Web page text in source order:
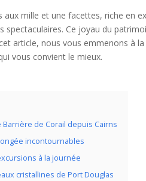
aux mille et une facettes, riche en
spectaculaires. Ce joyau du
article, nous vous emmenons à
vous convient le mieux.
Barrière de Corail depuis Cairns
incontournables
à la journée
cristallines de Port Douglas